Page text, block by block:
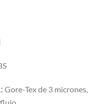
Gore-Tex de 3 micrones,